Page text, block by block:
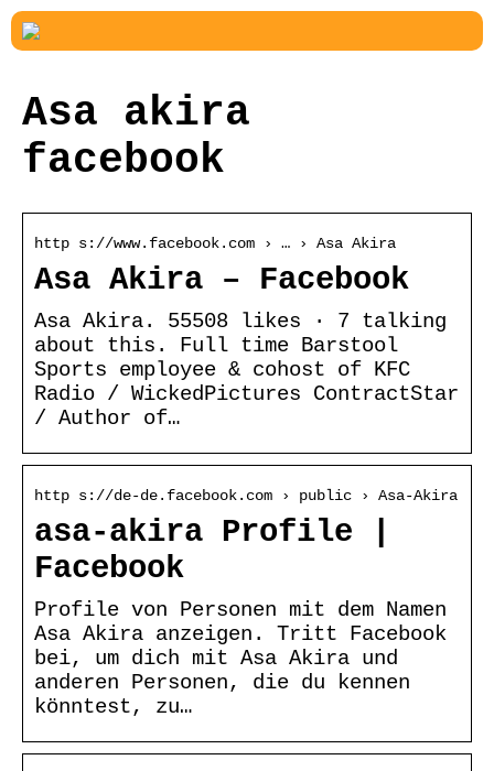
Asa akira
facebook
http s://www.facebook.com › … › Asa Akira
Asa Akira – Facebook
Asa Akira. 55508 likes · 7 talking
about this. Full time Barstool
Sports employee & cohost of KFC
Radio / WickedPictures ContractStar
/ Author of…
http s://de-de.facebook.com › public › Asa-Akira
asa-akira Profile |
Facebook
Profile von Personen mit dem Namen
Asa Akira anzeigen. Tritt Facebook
bei, um dich mit Asa Akira und
anderen Personen, die du kennen
könntest, zu…